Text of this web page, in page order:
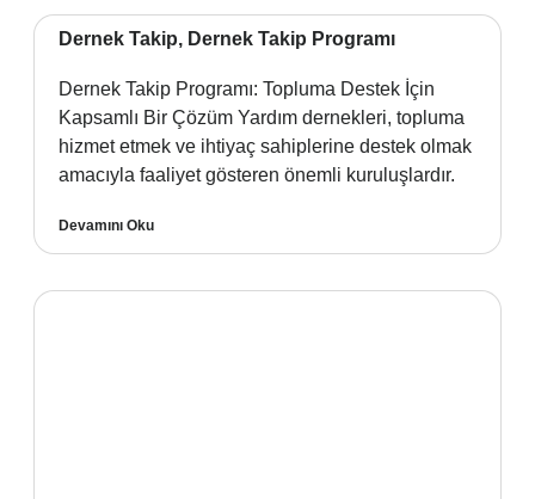
Dernek Takip, Dernek Takip Programı
Dernek Takip Programı: Topluma Destek İçin
Kapsamlı Bir Çözüm Yardım dernekleri, topluma
hizmet etmek ve ihtiyaç sahiplerine destek olmak
amacıyla faaliyet gösteren önemli kuruluşlardır.
Devamını Oku